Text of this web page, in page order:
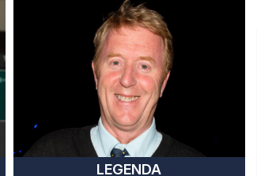
LEGENDA